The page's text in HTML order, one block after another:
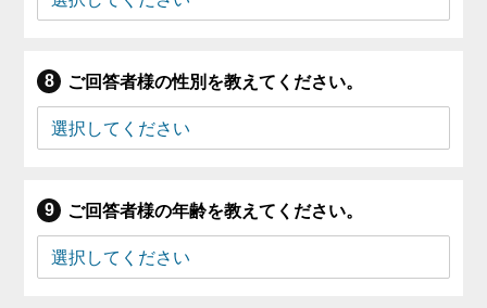
ご回答者様の性別を教えてください。
ご回答者様の年齢を教えてください。